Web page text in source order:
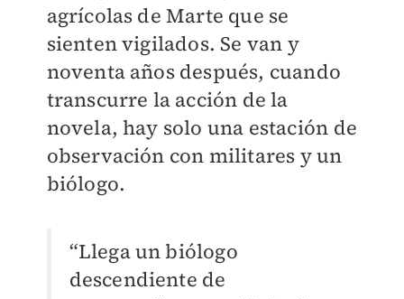
agrícolas de Marte que se
sienten vigilados. Se van y
noventa años después, cuando
transcurre la acción de la
novela, hay solo una estación de
observación con militares y un
biólogo.
“Llega un biólogo
descendiente de